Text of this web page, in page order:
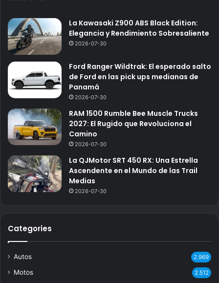
La Kawasaki Z900 ABS Black Edition:
Elegancia y Rendimiento Sobresaliente
2026-07-30
Ford Ranger Wildtrak: El esperado salto
de Ford en las pick ups medianas de
Panamá
2026-07-30
RAM 1500 Rumble Bee Muscle Trucks
2027: El Rugido que Revoluciona el
Camino
2026-07-30
La QJMotor SRT 450 RX: Una Estrella
Ascendente en el Mundo de las Trail
Medias
2026-07-30
Categories
Autos 2.969
Motos 2.512